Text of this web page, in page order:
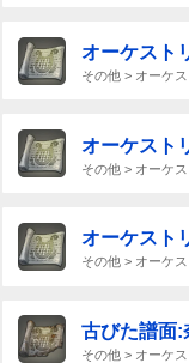
オーケスト
その他 > オーケ
オーケスト
その他 > オーケ
オーケスト
その他 > オーケ
古びた譜面:
その他 > オーケ